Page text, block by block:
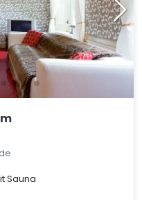
Sauna